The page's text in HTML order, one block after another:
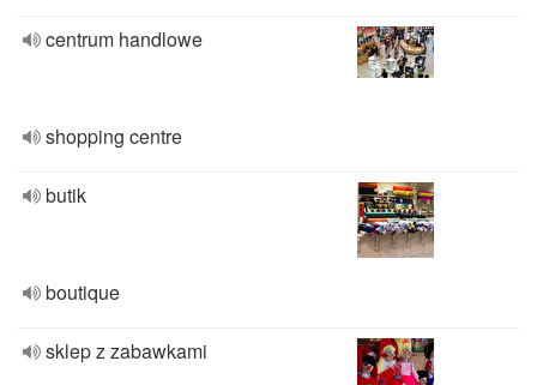
centrum handlowe
shopping centre
butik
boutique
sklep z zabawkami